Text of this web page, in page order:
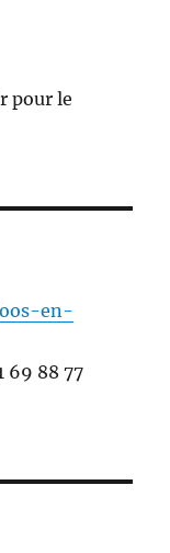
pour le
en-
69 88 77